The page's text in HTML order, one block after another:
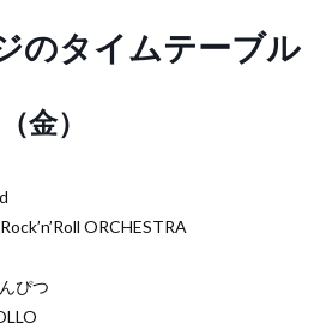
のタイムテーブル
金）
ORCHESTRA
ぴつ